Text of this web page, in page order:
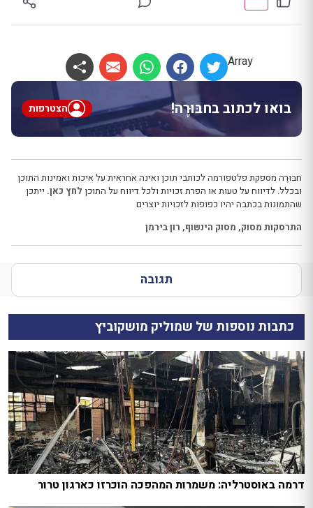
Array
בואו לכתוב בחבּוּרֶה! הצטרפות
חבּוּרֶה מספקת פלטפורמה לכותבי תוכן ואינה אחראית על איכות ואמינות התוכן
ובכלל. לדיווח על טעות או הפרת זכויות ולכל דיווח על התוכן לחץ כאן. ייתכן
שהתמונות בכתבה יהיו כפופות לזכויות יוצרים
התרסקות מסוק, מסוק הינשוף, רון בירמן
תגובה
כתבות נוספות של שמוליק מושקוביץ
דרמה באוסטרליה: משמרות המהפכה הוכרזו כארגון טרור